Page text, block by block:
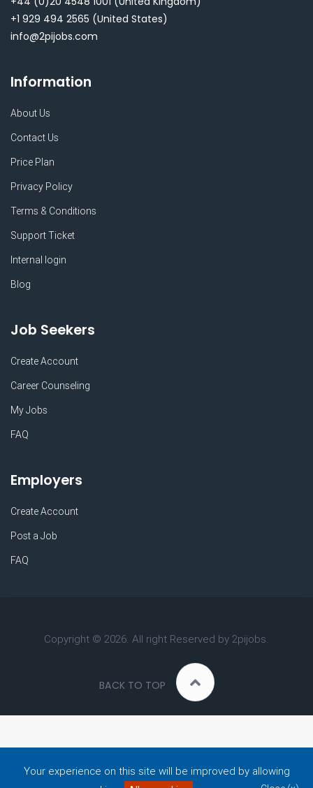
Your experience on this site will be improved by allowing
+1 929 494 2565 (United States)
info@2pijobs.com
Information
About Us
Contact Us
Price Plan
Privacy Policy
Terms & Conditions
Support Ticket
Internal login
Blog
Job Seekers
Create Account
Career Counseling
My Jobs
FAQ
Employers
Create Account
Post a Job
FAQ
Copyright © 2026. All right Reserved by 2pijobs.
BACK TO TOP
MY ACCOUNT
Do you Need Any Help?